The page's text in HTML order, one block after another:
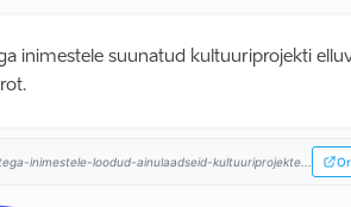
inimestele suunatud kultuuriprojekti
inimestele-loodud-ainulaadseid-kultuuriprojekte...